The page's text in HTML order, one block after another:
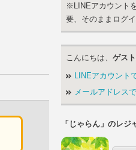
※LINEアカウント
要、そのままログ
こんにちは、 ゲス
LINEアカウント
メールアドレス
「じゃらん」のレジ